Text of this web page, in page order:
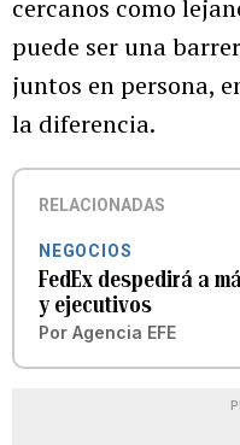
cercanos como
puede ser una
juntos en persona,
la diferencia.
RELACIONADAS
NEGOCIOS
FedEx despedirá a
y ejecutivos
Por Agencia EFE